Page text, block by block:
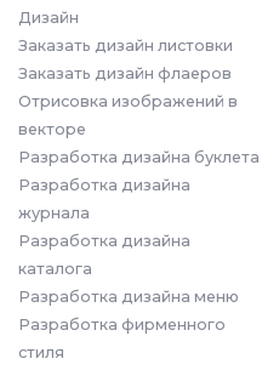
Дизайн
Заказать дизайн листовки
Заказать дизайн флаеров
Отрисовка изображений в
векторе
Разработка дизайна буклета
Разработка дизайна
журнала
Разработка дизайна
каталога
Разработка дизайна меню
Разработка фирменного
стиля